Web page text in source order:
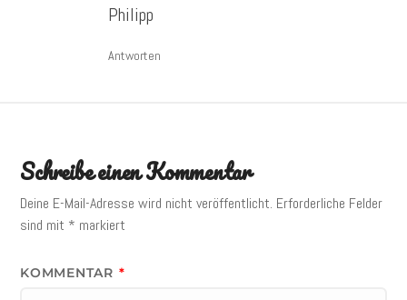
Philipp
Antworten
Schreibe einen Kommentar
Deine E-Mail-Adresse wird nicht veröffentlicht. Erforderliche Felder
sind mit * markiert
KOMMENTAR *